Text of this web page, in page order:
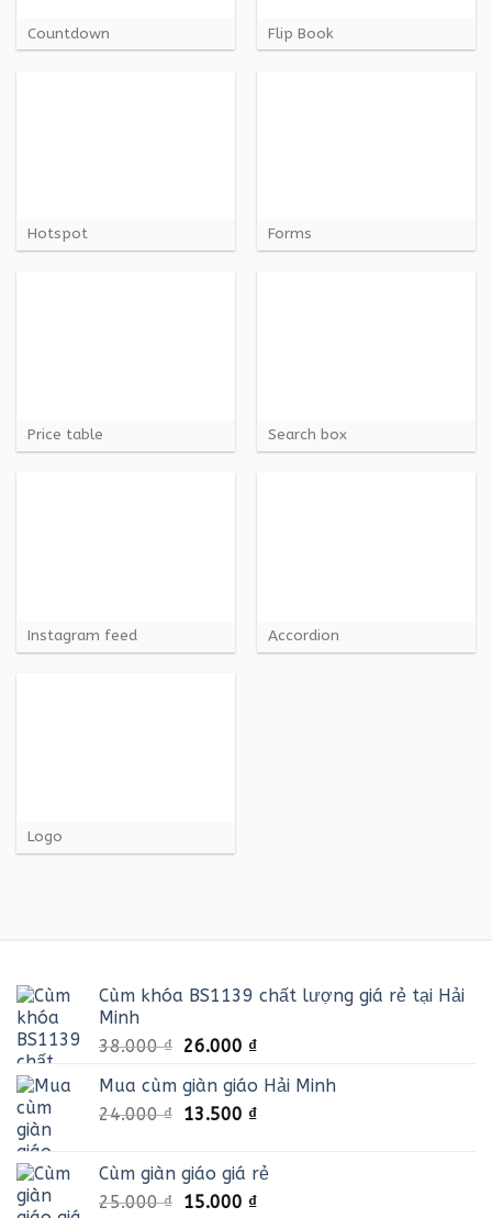
Countdown Flip Book
Hotspot Forms
Price table Search box
Instagram feed Accordion
Logo
Cùm khóa BS1139 chất lượng giá rẻ tại Hải
Minh
38.000₫ Giá
là:
38.000 ₫.
26.000 ₫Giá
tại
là:
Mua cùm giàn giáo Hải Minh
24.000₫ Giá
24.000 ₫.
13.500 ₫Giá
là:
13.500 ₫.
Cùm giàn giáo giá rẻ
25.000₫ Giá
15.000 ₫Giá